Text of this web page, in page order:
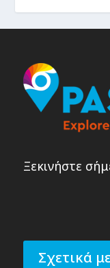
Ξεκινήστε
Σχετικά